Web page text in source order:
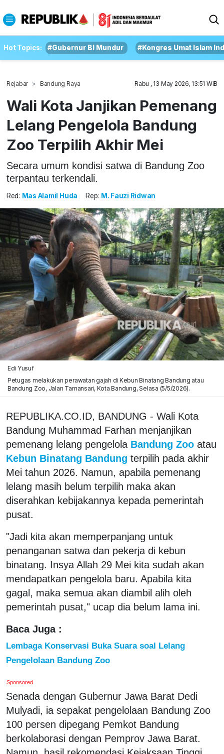
Hot Topics: #Gubernur BI Mundur #Kongres Umat Islam
Rejabar Bandung Raya Rabu , 13 May 2026, 13:51 WIB
Wali Kota Janjikan Pemenang
Lelang Pengelola Bandung
Zoo Terpilih Akhir Mei
Secara umum kondisi satwa di Bandung Zoo
terpantau terkendali.
Red: Mas Alamil Huda Rep: M. Fauzi Ridwan
Edi Yusuf
Petugas melakukan perawatan gajah di Kebun Binatang Bandung atau
Bandung Zoo, Jalan Tamansari, Kota Bandung, Selasa (5/5/2026).
REPUBLIKA.CO.ID, BANDUNG - Wali Kota
Bandung Muhammad Farhan menjanjikan
pemenang lelang pengelola Bandung Zoo atau
Kebun Binatang Bandung terpilih pada akhir
Mei tahun 2026. Namun, apabila pemenang
lelang masih belum terpilih maka akan
diserahkan kebijakannya kepada pemerintah
pusat.
"Jadi kita akan memperpanjang untuk
penanganan satwa dan pekerja di kebun
binatang. Insya Allah 29 Mei kita sudah akan
mendapatkan pengelola baru. Apabila kita
gagal, maka semua akan diambil alih oleh
pemerintah pusat," ucap dia belum lama ini.
Baca Juga :
Lembaga Konservasi Buka Suara soal Lelang
Pengelolaan Bandung Zoo
Sponsored
Senada dengan Gubernur Jawa Barat Dedi
Mulyadi, ia sepakat pengelolaan Bandung Zoo
100 persen dipegang Pemkot Bandung
berkolaborasi dengan Pemprov Jawa Barat.